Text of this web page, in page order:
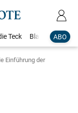
ABO
Teck Blaulicht
Einführung der